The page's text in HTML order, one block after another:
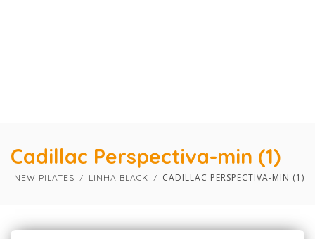
Cadillac Perspectiva-min (1)
NEW PILATES LINHA BLACK CADILLAC PERSPECTIVA-MIN (1)